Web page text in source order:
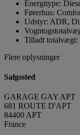
Energitype:
Førerhus:
Udstyr: ADR,
Tilladt totalvægt:
Flere oplysninger
Salgssted
GARAGE GAY APT
681 ROUTE D'APT
84400 APT
France